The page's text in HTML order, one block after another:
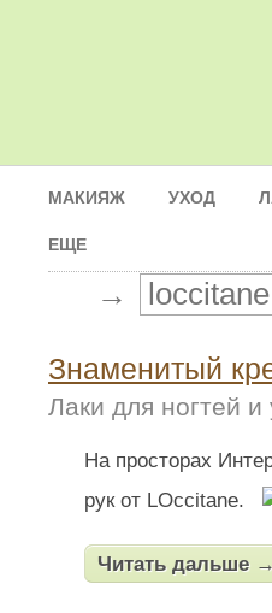
МАКИЯЖ УХОД
ЕЩЕ
→
Знаменитый
Лаки для ногтей и
На просторах
рук от LOccitane.
Читать дальше →